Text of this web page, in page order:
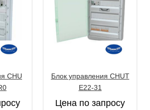
CHU
Блок управления CHUТ
E22-31
Цена по запросу